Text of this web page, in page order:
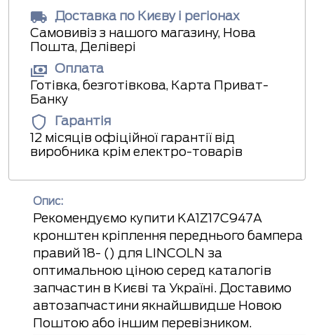
Доставка по Києву і регіонах
Самовивіз з нашого магазину, Нова
Пошта, Делівері
Оплата
Готівка, безготівкова, Карта Приват-
Банку
Гарантія
12 місяців офіційної гарантії від
виробника крім електро-товарів
Опис:
Рекомендуємо купити KA1Z17C947A
кронштен кріплення переднього бампера
правий 18- () для LINCOLN за
оптимальною ціною серед каталогів
запчастин в Києві та Україні. Доставимо
автозапчастини якнайшвидше Новою
Поштою або іншим перевізником.